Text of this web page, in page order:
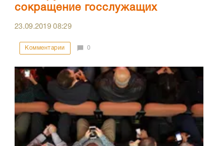
сокращение госслужащих
23.09.201908:29
Комментарии 0